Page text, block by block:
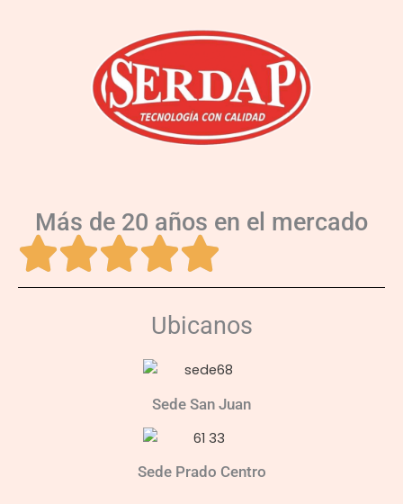
Más de 20 años en el mercado
Ubicanos
Sede San Juan
Sede Prado Centro